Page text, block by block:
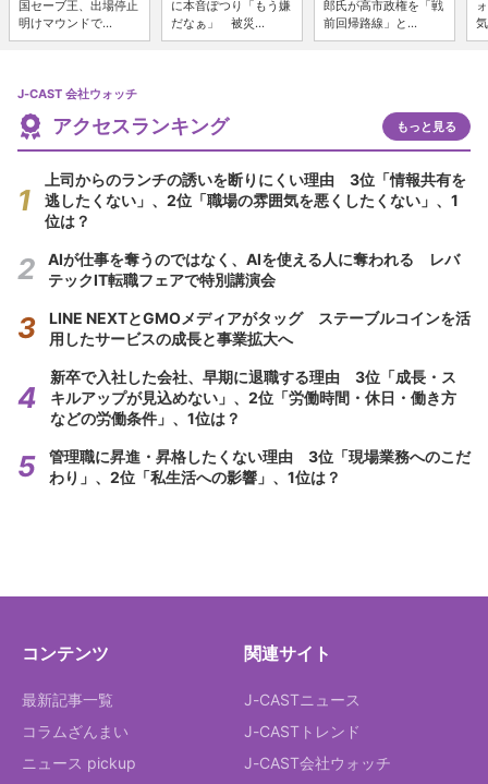
国セーブ王、出場停止
明けマウンドで...
に本音ぽつり「もう嫌
だなぁ」 被災...
郎氏が高市政権を「戦
前回帰路線」と...
J-CAST 会社ウォッチ
アクセスランキング もっと見る
上司からのランチの誘いを断りにくい理由 3位「情報共有を
逃したくない」、2位「職場の雰囲気を悪くしたくない」、1
位は？
AIが仕事を奪うのではなく、AIを使える人に奪われる レバ
テックIT転職フェアで特別講演会
LINE NEXTとGMOメディアがタッグ ステーブルコインを活
用したサービスの成長と事業拡大へ
新卒で入社した会社、早期に退職する理由 3位「成長・ス
キルアップが見込めない」、2位「労働時間・休日・働き方
などの労働条件」、1位は？
管理職に昇進・昇格したくない理由 3位「現場業務へのこだ
わり」、2位「私生活への影響」、1位は？
コンテンツ
最新記事一覧
コラムざんまい
ニュース pickup
関連サイト
J-CASTニュース
J-CASTトレンド
J-CAST会社ウォッチ